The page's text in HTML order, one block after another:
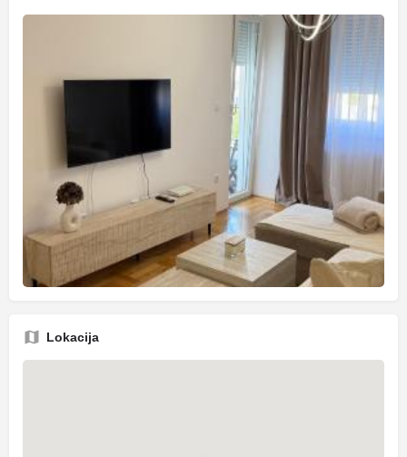
Lokacija